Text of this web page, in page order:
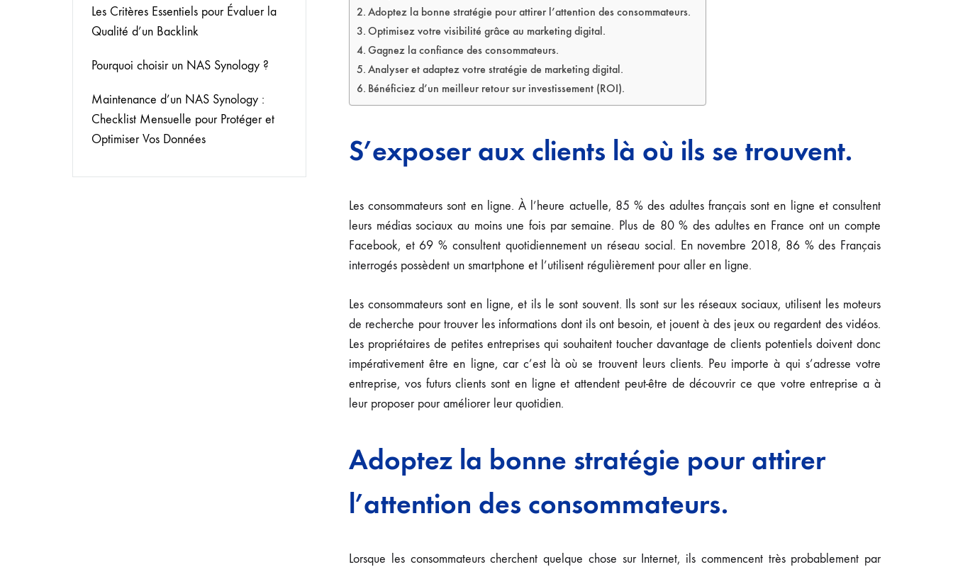
Adoptez la bonne stratégie pour attirer l’attention des consommateurs.
Optimisez votre visibilité grâce au marketing digital.
Gagnez la confiance des consommateurs.
Analyser et adaptez votre stratégie de marketing digital.
Bénéficiez d’un meilleur retour sur investissement (ROI).
S’exposer aux clients là où ils se trouvent.
Les consommateurs sont en ligne. À l’heure actuelle, 85 % des adultes français sont en ligne et consultent
leurs médias sociaux au moins une fois par semaine. Plus de 80 % des adultes en France ont un compte
Facebook, et 69 % consultent quotidiennement un réseau social. En novembre 2018, 86 % des Français
interrogés possèdent un smartphone et l’utilisent régulièrement pour aller en ligne.
Les consommateurs sont en ligne, et ils le sont souvent. Ils sont sur les réseaux sociaux, utilisent les moteurs
de recherche pour trouver les informations dont ils ont besoin, et jouent à des jeux ou regardent des vidéos.
Les propriétaires de petites entreprises qui souhaitent toucher davantage de clients potentiels doivent donc
impérativement être en ligne, car c’est là où se trouvent leurs clients. Peu importe à qui s’adresse votre
entreprise, vos futurs clients sont en ligne et attendent peut-être de découvrir ce que votre entreprise a à
leur proposer pour améliorer leur quotidien.
Adoptez la bonne stratégie pour attirer
l’attention des consommateurs.
Lorsque les consommateurs cherchent quelque chose sur Internet, ils commencent très probablement par
Les Critères Essentiels pour Évaluer la
Qualité d’un Backlink
Pourquoi choisir un NAS Synology ?
Maintenance d’un NAS Synology :
Checklist Mensuelle pour Protéger et
Optimiser Vos Données